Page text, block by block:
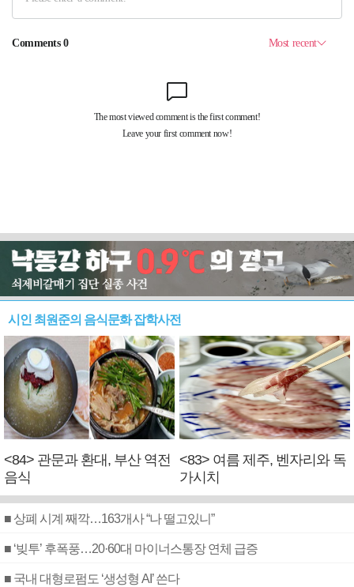
시인 최원준의 음식문화 잡학사전
<84> 관문과 환대, 부산 역전
음식
<83> 여름 제주, 벤자리와 독
가시치
■ 상폐 시계 째깍…163개사 “나 떨고있니”
■ ‘빚투’ 후폭풍…20·60대 마이너스통장 연체 급증
■ 국내 대형로펌도 ‘생성형 AI’ 쓴다